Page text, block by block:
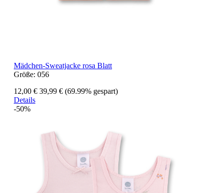
Mädchen-Sweatjacke rosa Blatt
Größe: 056
12,00 € 39,99 € (69.99% gespart)
Details
-50%